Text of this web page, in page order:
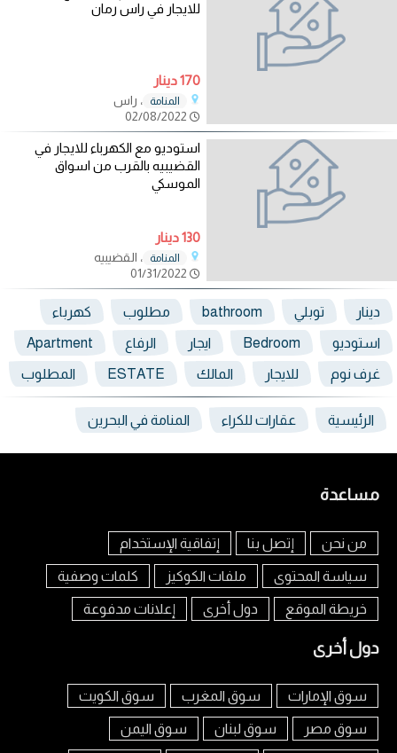
للايجار في راس رمان
170 دينار
المنامة
، راس
استوديو مع الكهرباء للايجار في
القضيبيه بالقرب من اسواق
الموسكي
130 دينار
المنامة
، القضيبيه
دينار توبلي bathroom مطلوب كهرباء
استوديو Bedroom ايجار الرفاع Apartment
غرف نوم للايجار المالك ESTATE المطلوب
الرئيسية عقارات للكراء المنامة في البحرين
مساعدة
من نحن إتصل بنا إتفاقية الإستخدام
سياسة المحتوى ملفات الكوكيز كلمات وصفية
خريطة الموقع دول أخرى إعلانات مدفوعة
دول أخرى
سوق الإمارات سوق المغرب سوق الكويت
سوق مصر سوق لبنان سوق اليمن